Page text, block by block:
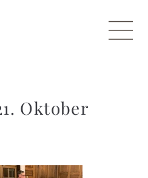
Oktober